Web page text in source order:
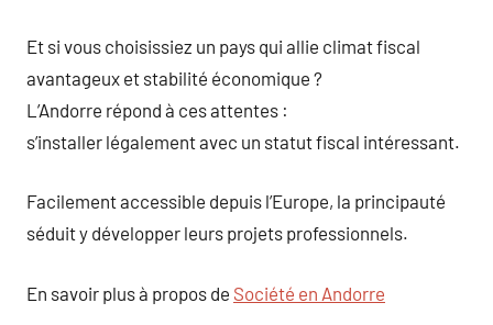
Et si vous choisissiez un pays qui allie climat fiscal
avantageux et stabilité économique ?
L’Andorre répond à ces attentes :
s’installer légalement avec un statut fiscal intéressant.
Facilement accessible depuis l’Europe, la principauté
séduit y développer leurs projets professionnels.
En savoir plus à propos de Société en Andorre